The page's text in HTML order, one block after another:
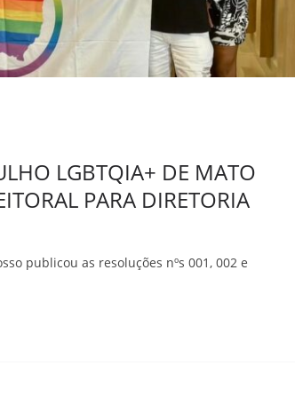
LGBTQIA+ DE MATO
PARA DIRETORIA
publicou as resoluções nºs 001, 002 e